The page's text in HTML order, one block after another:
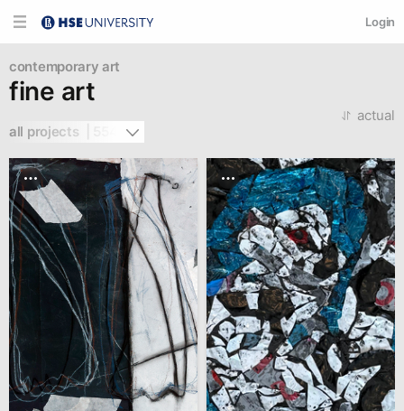
Login
contemporary art
fine art
all projects  | 554
actual